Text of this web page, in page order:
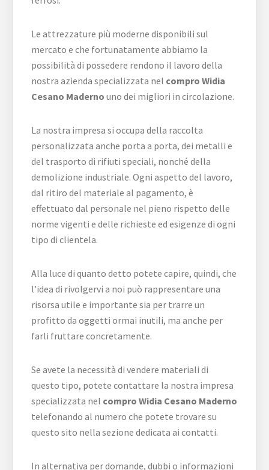
Le attrezzature più moderne disponibili sul
mercato e che fortunatamente abbiamo la
possibilità di possedere rendono il lavoro della
nostra azienda specializzata nel compro Widia
Cesano Maderno uno dei migliori in circolazione.
La nostra impresa si occupa della raccolta
personalizzata anche porta a porta, dei metalli e
del trasporto di rifiuti speciali, nonché della
demolizione industriale. Ogni aspetto del lavoro,
dal ritiro del materiale al pagamento, è
effettuato dal personale nel pieno rispetto delle
norme vigenti e delle richieste ed esigenze di ogni
tipo di clientela.
Alla luce di quanto detto potete capire, quindi, che
l’idea di rivolgervi a noi può rappresentare una
risorsa utile e importante sia per trarre un
profitto da oggetti ormai inutili, ma anche per
farli fruttare concretamente.
Se avete la necessità di vendere materiali di
questo tipo, potete contattare la nostra impresa
specializzata nel compro Widia Cesano Maderno
telefonando al numero che potete trovare su
questo sito nella sezione dedicata ai contatti.
In alternativa per domande, dubbi o informazioni